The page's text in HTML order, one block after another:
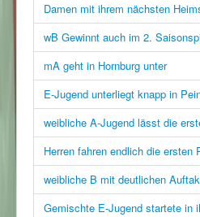
Damen mit ihrem nächsten
wB Gewinnt auch im 2.
mA geht in Hornburg unter
E-Jugend unterliegt knapp in
weibliche A-Jugend lässt die
Herren fahren endlich die ersten
weibliche B mit deutlichen
Gemischte E-Jugend startete in